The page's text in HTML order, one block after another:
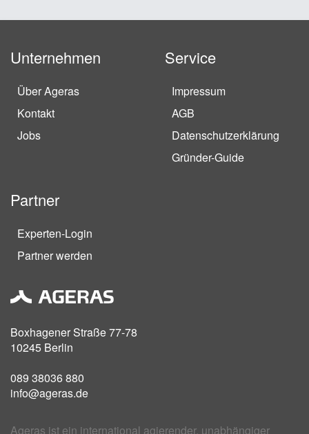
Unternehmen
Über Ageras
Kontakt
Jobs
Service
Impressum
AGB
Datenschutzerklärung
Gründer-Guide
Partner
Experten-Login
Partner werden
Boxhagener Straße 77-78
10245 Berlin
089 38036 880
info@ageras.de
Ageras ist ein international agierender, unabhängiger